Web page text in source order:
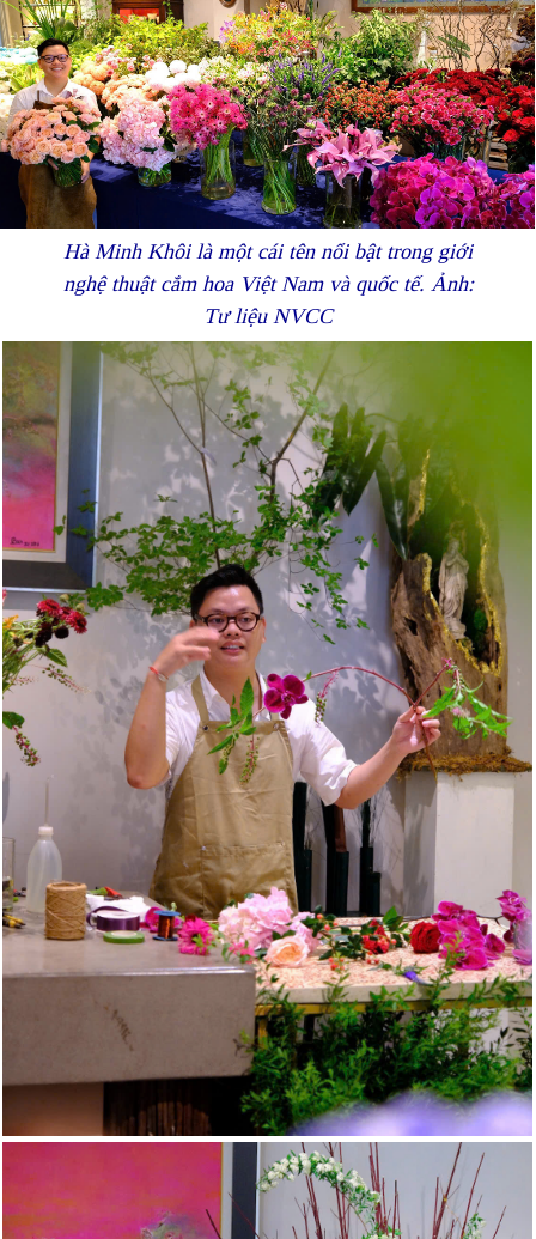
Hà Minh Khôi là một cái tên nổi bật trong giới
nghệ thuật cắm hoa Việt Nam và quốc tế. Ảnh:
Tư liệu NVCC